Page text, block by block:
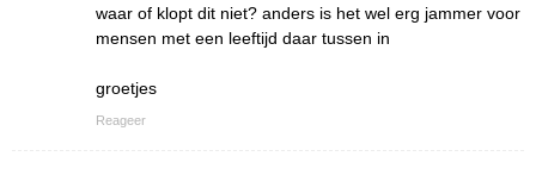
waar of klopt dit niet? anders is het wel erg jammer voor
mensen met een leeftijd daar tussen in
groetjes
Reageer